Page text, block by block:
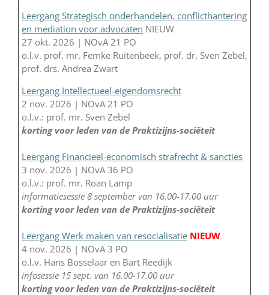
Leergang Strategisch onderhandelen, conflicthantering
en mediation voor advocaten NIEUW
27 okt. 2026 | NOvA 21 PO
o.l.v. prof. mr. Femke Ruitenbeek, prof. dr. Sven Zebel,
prof. drs. Andrea Zwart
Leergang Intellectueel-eigendomsrecht
2 nov. 2026 | NOvA 21 PO
o.l.v.: prof. mr. Sven Zebel
korting voor leden van de Praktizijns-sociëteit
Leergang Financieel-economisch strafrecht & sancties
3 nov. 2026 | NOvA 36 PO
o.l.v.: prof. mr. Roan Lamp
informatiesessie 8 september van 16.00-17.00 uur
korting voor leden van de Praktizijns-sociëteit
Leergang Werk maken van resocialisatie NIEUW
4 nov. 2026 | NOvA 3 PO
o.l.v. Hans Bosselaar en Bart Reedijk
infosessie 15 sept. van 16.00-17.00 uur
korting voor leden van de Praktizijns-sociëteit